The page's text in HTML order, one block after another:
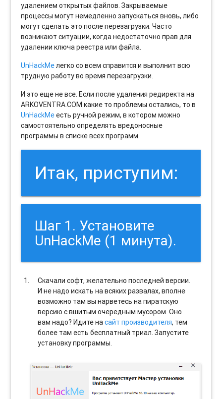
удалением открытых файлов. Закрываемые
процессы могут немедленно запускаться вновь, либо
могут сделать это после перезагрузки. Часто
возникают ситуации, когда недостаточно прав для
удалении ключа реестра или файла.
UnHackMeлегко со всем справится и выполнит всю
трудную работу во время перезагрузки.
И это еще не все. Если после удаления редиректа на
ARKOVENTRA.COM какие то проблемы остались, то в
UnHackMeесть ручной режим, в котором можно
самостоятельно определять вредоносные
программы в списке всех программ.
Итак, приступим:
Шаг 1. Установите
UnHackMe (1 минута).
Скачали софт, желательно последней версии.
И не надо искать на всяких развалах, вполне
возможно там вы нарветесь на пиратскую
версию с вшитым очередным мусором. Оно
вам надо? Идите насайт производителя, тем
более там есть бесплатный триал. Запустите
установку программы.